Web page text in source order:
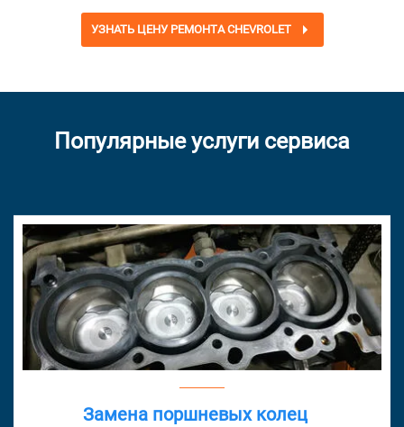
УЗНАТЬ ЦЕНУ РЕМОНТА CHEVROLET
Популярные услуги сервиса
Замена поршневых колец